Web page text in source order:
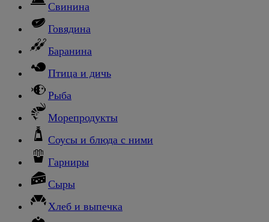
Свинина
Говядина
Баранина
Птица и дичь
Рыба
Морепродукты
Соусы и блюда с ними
Гарниры
Сыры
Хлеб и выпечка